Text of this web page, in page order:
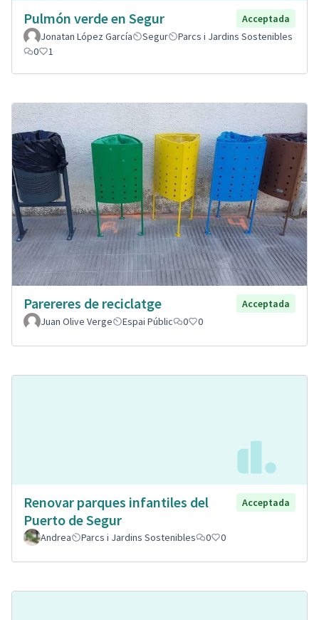
Pulmón verde en Segur
Acceptada
Jonatan López García
Segur
Parcs i Jardins Sostenibles
0
1
Parereres de reciclatge
Acceptada
Juan Olive Verge
Espai Públic 0 0
Renovar parques infantiles del
Puerto de Segur
Acceptada
Andrea Parcs i Jardins Sostenibles 0 0